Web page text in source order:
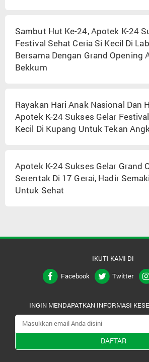
Sambut Hut Ke-24, Apotek K-24
Festival Sehat Ceria Si Kecil Di
Bersama Dengan Grand Opening
Bekkum
Rayakan Hari Anak Nasional Dan
Apotek K-24 Sukses Gelar
Kecil Di Kupang Untuk Tekan
Apotek K-24 Sukses Gelar Grand
Serentak Di 17 Gerai, Hadir
Untuk Sehat
IKUTI KAMI DI
Facebook
Twitter
INGIN MENDAPATKAN INFORMASI
DAFTAR